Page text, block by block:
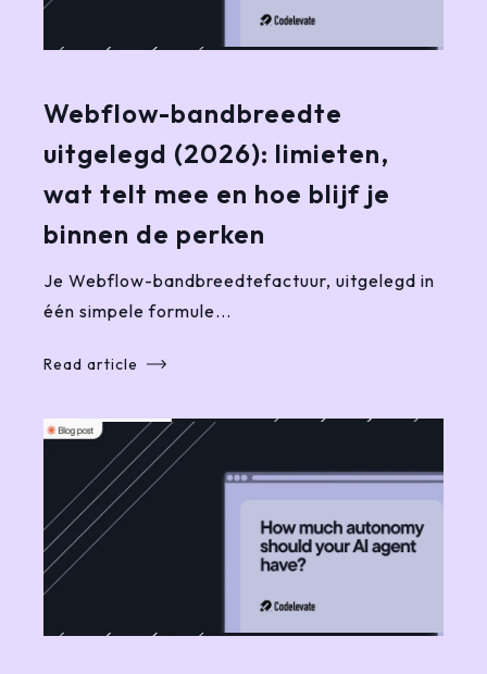
Webflow-bandbreedte
uitgelegd (2026): limieten,
wat telt mee en hoe blijf je
binnen de perken
Je Webflow-bandbreedtefactuur, uitgelegd in
één simpele formule...
Read article